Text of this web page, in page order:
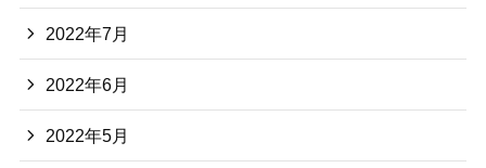
2022年7月
2022年6月
2022年5月